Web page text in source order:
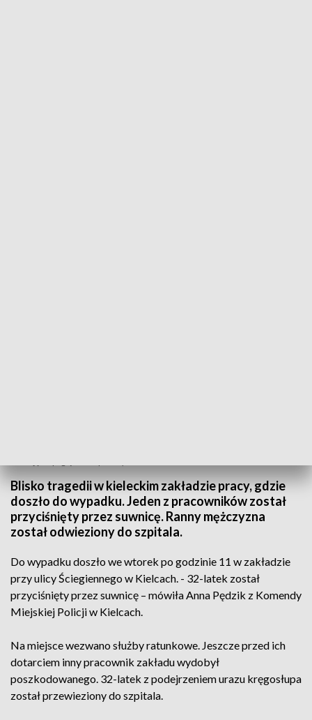
Blisko tragedii w kieleckim zakładzie pracy, gdzie
doszło do wypadku. Jeden z pracowników został
przyciśnięty przez suwnicę. Ranny mężczyzna
został odwieziony do szpitala.
Do wypadku doszło we wtorek po godzinie 11 w zakładzie
przy ulicy Ściegiennego w Kielcach. - 32-latek został
przyciśnięty przez suwnicę – mówiła Anna Pędzik z Komendy
Miejskiej Policji w Kielcach.
Na miejsce wezwano służby ratunkowe. Jeszcze przed ich
dotarciem inny pracownik zakładu wydobył
poszkodowanego. 32-latek z podejrzeniem urazu kręgosłupa
został przewieziony do szpitala.